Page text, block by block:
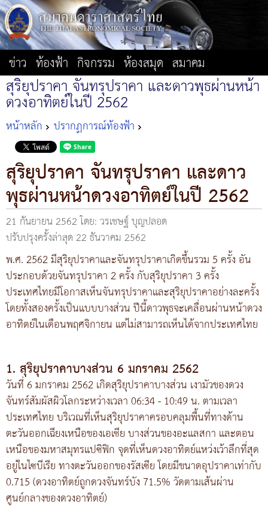
ข่าว ท้องฟ้า กิจกรรม ห้องสมุด สมาคม
สุริยุปราคา จันทรุปราคา และดาวพุธผ่านหน้า
ดวงอาทิตย์ในปี 2562
หน้าหลัก ปรากฏการณ์ท้องฟ้า
สุริยุปราคา จันทรุปราคา และดาว
พุธผ่านหน้าดวงอาทิตย์ในปี 2562
21 กันยายน 2562โดย: วรเชษฐ์ บุญปลอด
ปรับปรุงครั้งล่าสุด 22 ธันวาคม 2562
พ.ศ. 2562 มีสุริยุปราคาและจันทรุปราคาเกิดขึ้นรวม 5 ครั้ง อัน
ประกอบด้วยจันทรุปราคา 2 ครั้ง กับสุริยุปราคา 3 ครั้ง
ประเทศไทยมีโอกาสเห็นจันทรุปราคาและสุริยุปราคาอย่างละครั้ง
โดยทั้งสองครั้งเป็นแบบบางส่วน ปีนี้ดาวพุธจะเคลื่อนผ่านหน้าดวง
อาทิตย์ในเดือนพฤศจิกายน แต่ไม่สามารถเห็นได้จากประเทศไทย
1. สุริยุปราคาบางส่วน 6 มกราคม 2562
วันที่ 6 มกราคม 2562 เกิดสุริยุปราคาบางส่วน เงามัวของดวง
จันทร์สัมผัสผิวโลกระหว่างเวลา 06:34 - 10:49 น. ตามเวลา
ประเทศไทย บริเวณที่เห็นสุริยุปราคาครอบคลุมพื้นที่ทางด้าน
ตะวันออกเฉียงเหนือของเอเชีย บางส่วนของอะแลสกา และตอน
เหนือของมหาสมุทรแปซิฟิก จุดที่เห็นดวงอาทิตย์แหว่งเว้าลึกที่สุด
อยู่ในไซบีเรีย ทางตะวันออกของรัสเซีย โดยมีขนาดอุปราคาเท่ากับ
0.715 (ดวงอาทิตย์ถูกดวงจันทร์บัง 71.5% วัดตามเส้นผ่าน
ศูนย์กลางของดวงอาทิตย์)